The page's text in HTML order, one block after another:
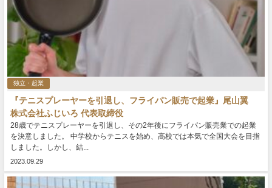
独立・起業
『テニスプレーヤーを引退し、フライパン販売で起業』尾山翼
株式会社ふじいろ 代表取締役
28歳でテニスプレーヤーを引退し、その2年後にフライパン販売業での起業
を決意しました。 中学校からテニスを始め、高校では本気で全国大会を目指
しました。しかし、結...
2023.09.29